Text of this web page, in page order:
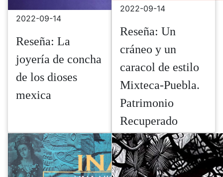
2022-09-14
Reseña: La
joyería de concha
de los dioses
mexica
2022-09-14
Reseña: Un
cráneo y un
caracol de estilo
Mixteca-Puebla.
Patrimonio
Recuperado